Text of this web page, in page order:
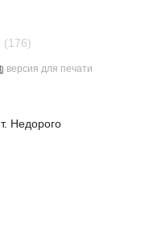
(176)
версия для печати
Недорого